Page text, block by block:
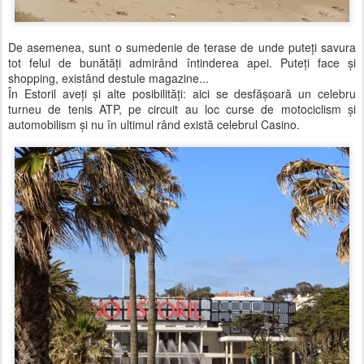
De asemenea, sunt o sumedenie de terase de unde puteţi savura
tot felul de bunătăţi admirând întinderea apei. Puteţi face şi
shopping, existând destule magazine...
În Estoril aveţi şi alte posibilităţi: aici se desfăşoară un celebru
turneu de tenis ATP, pe circuit au loc curse de motociclism şi
automobilism şi nu în ultimul rând există celebrul Casino.